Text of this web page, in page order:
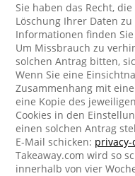
Sie haben das Recht,
Löschung Ihrer Daten
Informationen finden
Um Missbrauch zu
solchen Antrag bitten,
Wenn Sie eine
Zusammenhang mit
eine Kopie des
Cookies in den
einen solchen Antrag
E-Mail schicken: privacy-
Takeaway.com wird so
innerhalb von vier